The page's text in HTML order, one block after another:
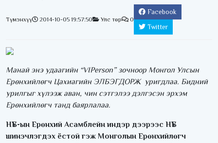
Түмэнхүү 2014-10-05 19:57:50 Улс төр 0
Facebook
Twitter
Манай энэ удаагийн “VIPerson” зочноор Монгол Улсын
Ерөнхийлөгч Цахиагийн ЭЛБЭГДОРЖ уригдлаа. Бидний
урилгыг хүлээж аван, чин сэтгэлээ дэлгэсэн эрхэм
Ерөнхийлөгч танд баярлалаа.
НҮБ-ын Ерөнхий Асамблейн индэр дээрээс НҮБ
шинэчлэгдэх ёстой гэж Монголын Ерөнхийлөгч